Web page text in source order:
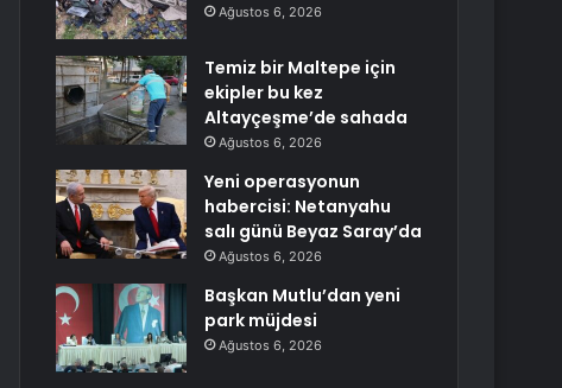
Ağustos 6, 2026
Temiz bir Maltepe için
ekipler bu kez
Altayçeşme’de sahada
Ağustos 6, 2026
Yeni operasyonun
habercisi: Netanyahu
salı günü Beyaz Saray’da
Ağustos 6, 2026
Başkan Mutlu’dan yeni
park müjdesi
Ağustos 6, 2026